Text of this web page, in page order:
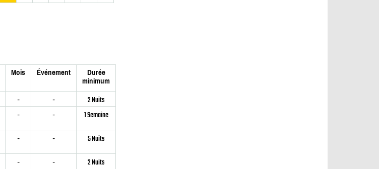
Mois Événement
Durée
minimum
- - 2 Nuits
- - 1 Semaine
- - 5 Nuits
- - 2 Nuits